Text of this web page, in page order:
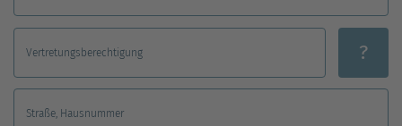
Vertretungsberechtigung ?
Straße, Hausnummer